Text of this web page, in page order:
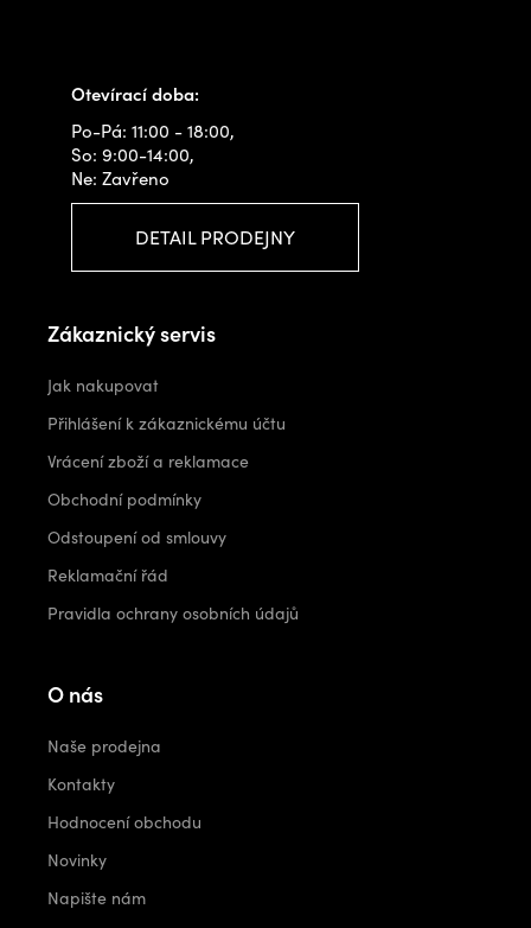
Otevírací doba:
Po-Pá: 11:00 - 18:00,
So: 9:00-14:00,
Ne: Zavřeno
DETAIL PRODEJNY
Zákaznický servis
Jak nakupovat
Přihlášení k zákaznickému účtu
Vrácení zboží a reklamace
Obchodní podmínky
Odstoupení od smlouvy
Reklamační řád
Pravidla ochrany osobních údajů
O nás
Naše prodejna
Kontakty
Hodnocení obchodu
Novinky
Napište nám